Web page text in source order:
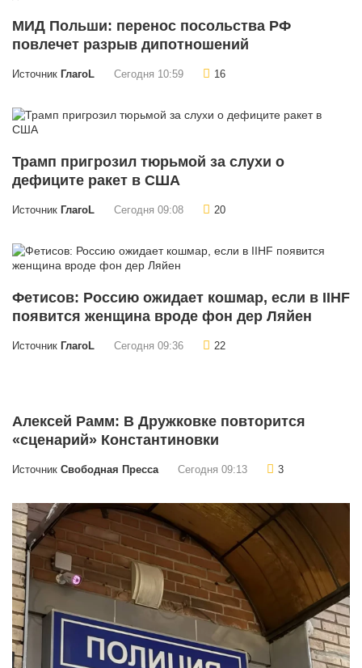
МИД Польши: перенос посольства РФ
повлечет разрыв дипотношений
Источник ГлагоL Сегодня 10:59 16
Трамп пригрозил тюрьмой за слухи о
дефиците ракет в США
Источник ГлагоL Сегодня 09:08 20
Фетисов: Россию ожидает кошмар, если в IIHF
появится женщина вроде фон дер Ляйен
Источник ГлагоL Сегодня 09:36 22
Алексей Рамм: В Дружковке повторится
«сценарий» Константиновки
Источник Свободная Пресса Сегодня 09:13 3